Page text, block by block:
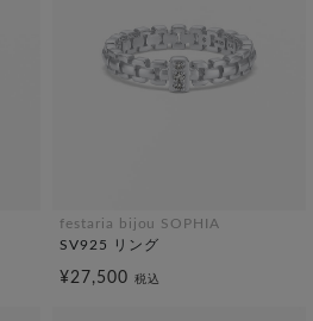
festaria bijou SOPHIA
SV925 リング
¥27,500 税込